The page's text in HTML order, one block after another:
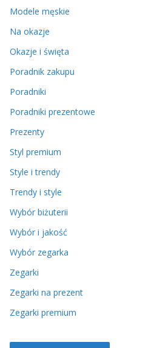
Modele męskie
Na okazje
Okazje i święta
Poradnik zakupu
Poradniki
Poradniki prezentowe
Prezenty
Styl premium
Style i trendy
Trendy i style
Wybór biżuterii
Wybór i jakość
Wybór zegarka
Zegarki
Zegarki na prezent
Zegarki premium